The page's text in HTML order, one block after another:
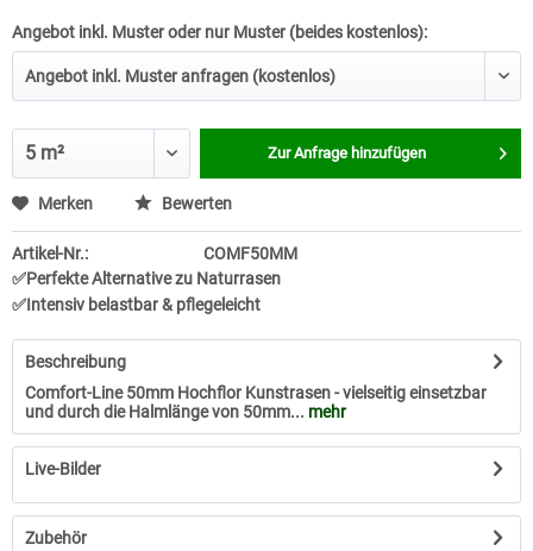
Angebot inkl. Muster oder nur Muster (beides kostenlos):
Zur Anfrage hinzufügen
Merken Bewerten
Artikel-Nr.:
COMF50MM
✅Perfekte Alternative zu Naturrasen
✅Intensiv belastbar & pflegeleicht
Beschreibung
Comfort-Line 50mm Hochflor Kunstrasen - vielseitig einsetzbar
und durch die Halmlänge von 50mm... mehr
Live-Bilder
Zubehör